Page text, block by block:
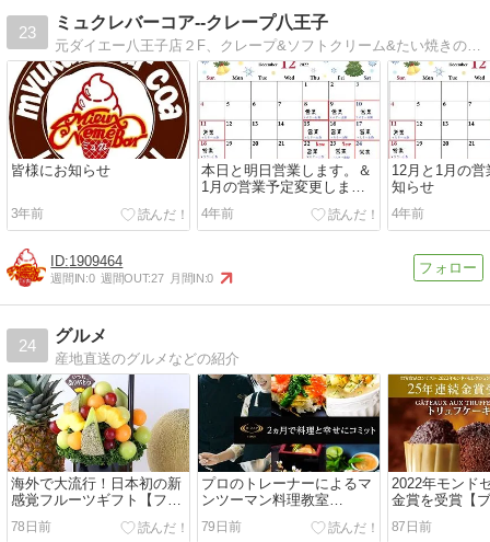
23
ミュクレバーコア--クレープ八王子
元ダイエー八王子店２F、クレープ&ソフトクリーム&たい焼きのお店。ただ今移転し営業中。お店の情報や日々の出来事を綴っっていきます。ツイッター、フェイスブックも…
皆様にお知らせ
3年前
本日と明日営業します。＆
1月の営業予定変更しま
す。
4年前
12月と1月の
知らせ
4年前
1909464
週間IN:0 週間OUT:27 月間IN:0
24
グルメ
産地直送のグルメなどの紹介
海外で大流行！日本初の新
感覚フルーツギフト【フル
ーツブーケ専門店プレジー
ル】
78日前
プロのトレーナーによるマ
ンツーマン料理教室
【RIZAP COOK】
79日前
2022年モンド
金賞を受賞【
ュのトリュフ
87日前